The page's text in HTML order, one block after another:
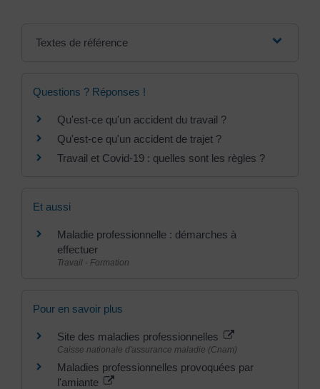
Textes de référence
Questions ? Réponses !
Qu'est-ce qu'un accident du travail ?
Qu'est-ce qu'un accident de trajet ?
Travail et Covid-19 : quelles sont les règles ?
Et aussi
Maladie professionnelle : démarches à
effectuer
Travail - Formation
Pour en savoir plus
Site des maladies professionnelles
Caisse nationale d'assurance maladie (Cnam)
Maladies professionnelles provoquées par
l'amiante